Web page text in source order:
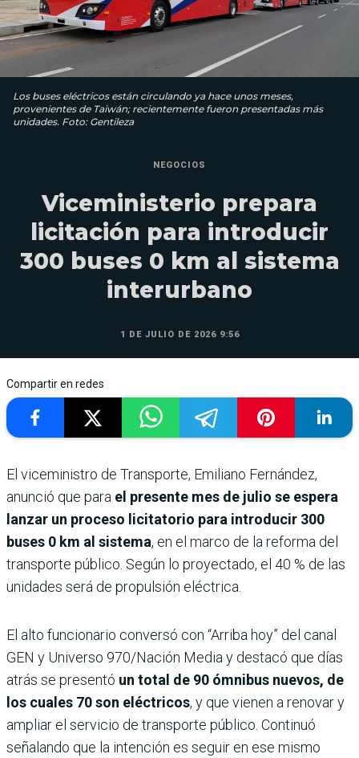
Los buses eléctricos están circulando ya hace unos meses,
provenientes de Taiwán; recientemente fueron presentadas más
unidades. Foto: Gentileza
NEGOCIOS
Viceministerio prepara
licitación para introducir
300 buses 0 km al sistema
interurbano
1 DE JULIO DE 2026 9:56
Compartir en redes
El viceministro de Transporte, Emiliano Fernández,
anunció que para el presente mes de julio se espera
lanzar un proceso licitatorio para introducir 300
buses 0 km al sistema, en el marco de la reforma del
transporte público. Según lo proyectado, el 40 % de las
unidades será de propulsión eléctrica.
El alto funcionario conversó con “Arriba hoy” del canal
GEN y Universo 970/Nación Media y destacó que días
atrás se presentó un total de 90 ómnibus nuevos, de
los cuales 70 son eléctricos, y que vienen a renovar y
ampliar el servicio de transporte público. Continuó
señalando que la intención es seguir en ese mismo